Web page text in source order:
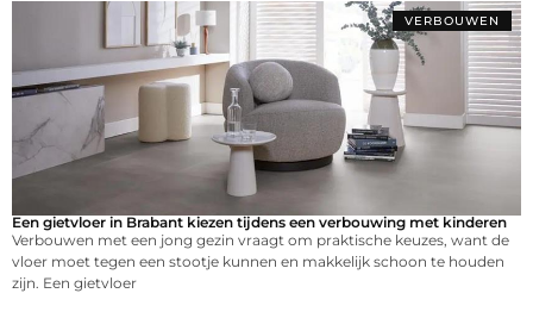
VERBOUWEN
Een gietvloer in Brabant kiezen tijdens een verbouwing met kinderen
Verbouwen met een jong gezin vraagt om praktische keuzes, want de
vloer moet tegen een stootje kunnen en makkelijk schoon te houden
zijn. Een gietvloer